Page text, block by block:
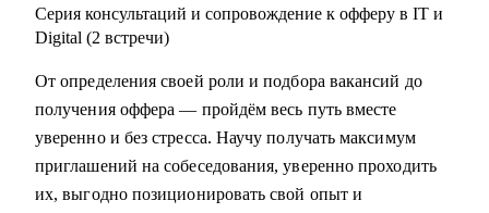
опыта;
• Узнать, как попасть в ТОП компанию и расти в ней;
• Узнать, как договариваться о повышении зарплаты;
• Начать управлять процессами, проектами и
сотрудниками.
Кому могу помочь:
Серия консультаций и сопровождение к офферу в IT и
Digital (2 встречи)
От определения своей роли и подбора вакансий до
получения оффера — пройдём весь путь вместе
уверенно и без стресса. Научу получать максимум
приглашений на собеседования, уверенно проходить
их, выгодно позиционировать свой опыт и